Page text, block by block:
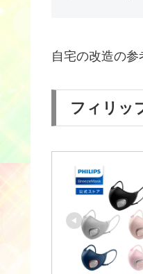
自宅の改造の
フィリッ